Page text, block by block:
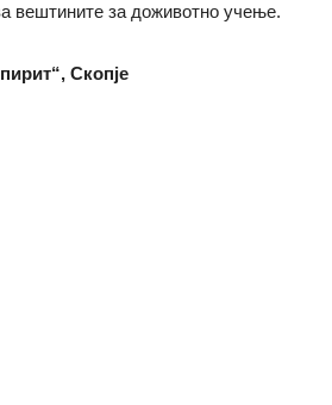
вештините за доживотно учење.
Скопје